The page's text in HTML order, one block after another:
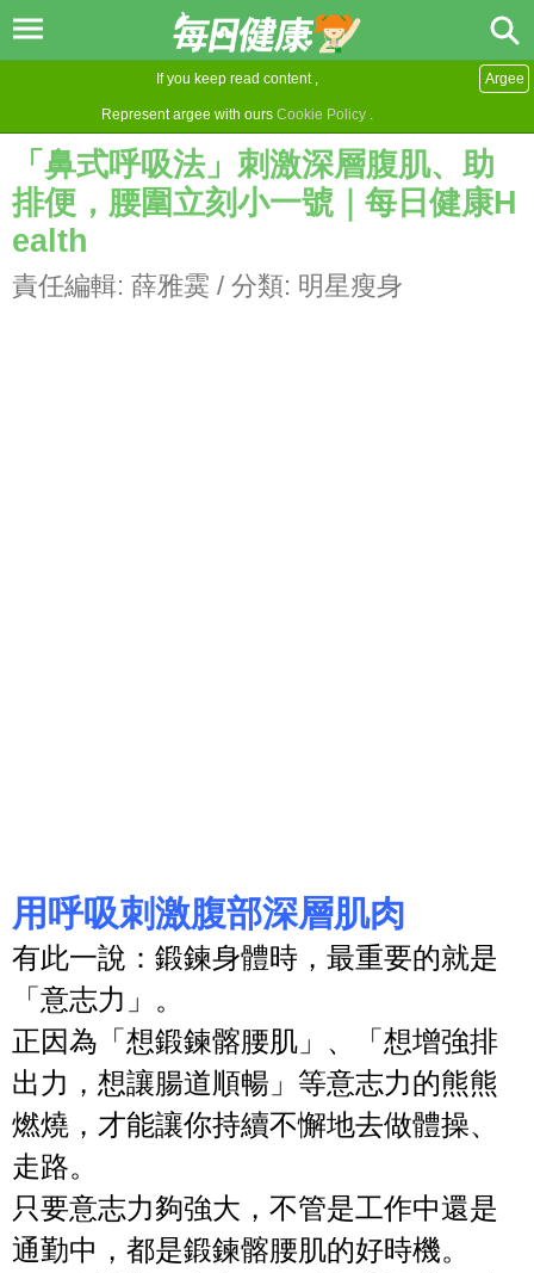
If you keep read content ,
Represent argee with ours Cookie Policy .
Argee
「鼻式呼吸法」刺激深層腹肌、助
排便，腰圍立刻小一號｜每日健康H
ealth
責任編輯: 薛雅霙 / 分類: 明星瘦身
用呼吸刺激腹部深層肌肉
有此一說：鍛鍊身體時，最重要的就是
「意志力」。
正因為「想鍛鍊髂腰肌」、「想增強排
出力，想讓腸道順暢」等意志力的熊熊
燃燒，才能讓你持續不懈地去做體操、
走路。
只要意志力夠強大， 不管是工作中還是
通勤中，都是鍛鍊髂腰肌的好時機。